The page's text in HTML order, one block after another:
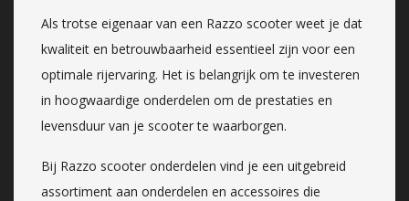
Als trotse eigenaar van een Razzo scooter weet je dat
kwaliteit en betrouwbaarheid essentieel zijn voor een
optimale rijervaring. Het is belangrijk om te investeren
in hoogwaardige onderdelen om de prestaties en
levensduur van je scooter te waarborgen.
Bij Razzo scooter onderdelen vind je een uitgebreid
assortiment aan onderdelen en accessoires die